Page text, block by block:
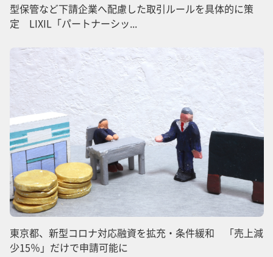
型保管など下請企業へ配慮した取引ルールを具体的に策
定 LIXIL「パートナーシッ...
東京都、新型コロナ対応融資を拡充・条件緩和 「売上減
少15％」だけで申請可能に